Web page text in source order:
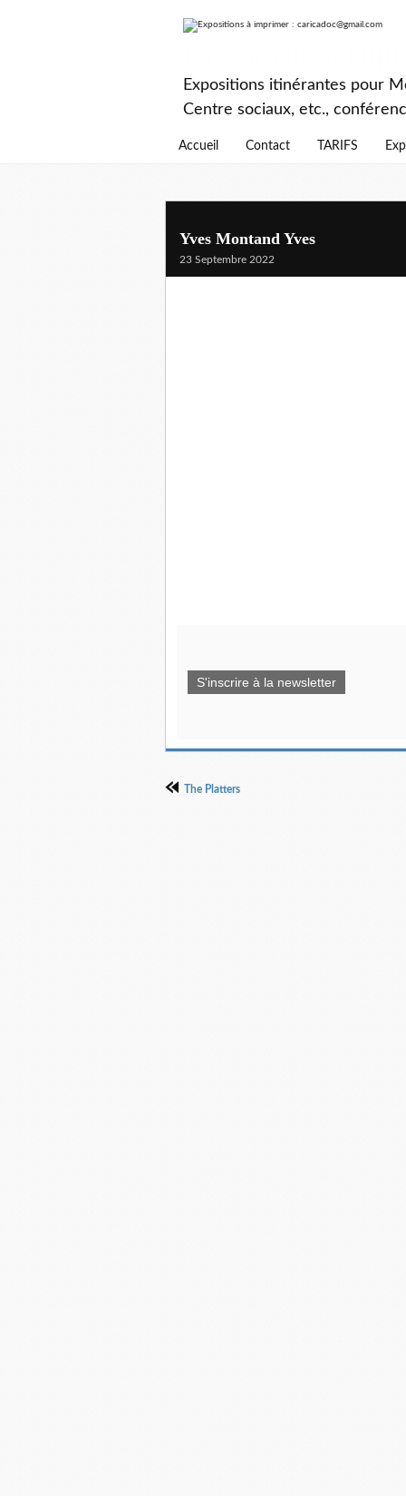
Expositions itinérantes pour
Centre sociaux, etc.,
Accueil Contact TARIFS
Yves Montand Yves
23 Septembre 2022
S'inscrire à la newsletter
The Platters